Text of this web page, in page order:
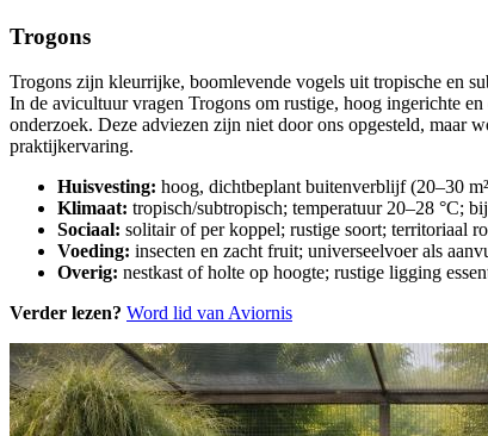
Trogons
Trogons zijn kleurrijke, boomlevende vogels uit tropische en
In de avicultuur vragen Trogons om rustige, hoog ingerichte
onderzoek. Deze adviezen zijn niet door ons opgesteld, maar
praktijkervaring.
Huisvesting: hoog, dichtbeplant buitenverblijf (20–30
Klimaat: tropisch/subtropisch; temperatuur 20–28 °C;
Sociaal: solitair of per koppel; rustige soort; territoriaal
Voeding: insecten en zacht fruit; universeelvoer als
Overig: nestkast of holte op hoogte; rustige ligging
Verder lezen? Word lid van Aviornis